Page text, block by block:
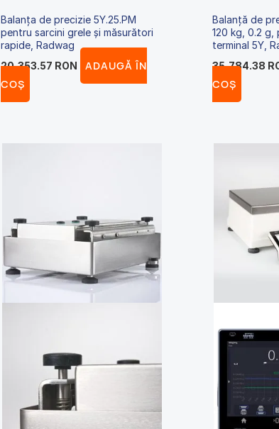
Balanța de precizie 5Y.25.PM
pentru sarcini grele și măsurători
rapide, Radwag
20,353.57 RON
ADAUGĂ ÎN
COȘ
Balanță de
120 kg, 0.2 g,
terminal 5Y,
35,784.38
COȘ